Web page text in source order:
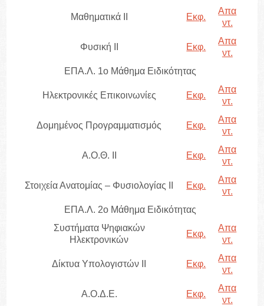
Μαθηματικά II Εκφ.
Απα
ντ.
Φυσική II Εκφ.
Απα
ντ.
ΕΠΑ.Λ. 1ο Μάθημα Ειδικότητας
Ηλεκτρονικές Επικοινωνίες Εκφ.
Απα
ντ.
Δομημένος Προγραμματισμός Εκφ.
Απα
ντ.
Α.Ο.Θ. ΙΙ Εκφ.
Απα
ντ.
Στοιχεία Ανατομίας – Φυσιολογίας ΙΙ Εκφ.
Απα
ντ.
ΕΠΑ.Λ. 2ο Μάθημα Ειδικότητας
Συστήματα Ψηφιακών
Ηλεκτρονικών
Εκφ.
Απα
ντ.
Δίκτυα Υπολογιστών ΙΙ Εκφ.
Απα
ντ.
Α.Ο.Δ.Ε. Εκφ.
Απα
ντ.